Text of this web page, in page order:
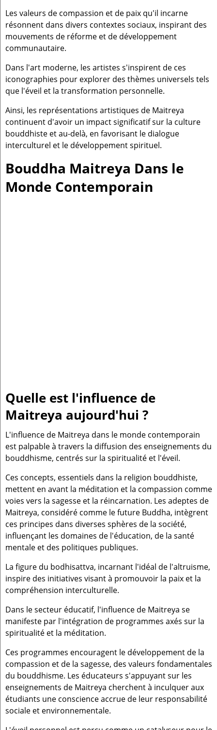
Les valeurs de compassion et de paix qu'il incarne
résonnent dans divers contextes sociaux, inspirant des
mouvements de réforme et de développement
communautaire.
Dans l'art moderne, les artistes s'inspirent de ces
iconographies pour explorer des thèmes universels tels
que l'éveil et la transformation personnelle.
Ainsi, les représentations artistiques de Maitreya
continuent d'avoir un impact significatif sur la culture
bouddhiste et au-delà, en favorisant le dialogue
interculturel et le développement spirituel.
Bouddha Maitreya Dans le
Monde Contemporain
Quelle est l'influence de
Maitreya aujourd'hui ?
L'influence de Maitreya dans le monde contemporain
est palpable à travers la diffusion des enseignements du
bouddhisme, centrés sur la spiritualité et l'éveil.
Ces concepts, essentiels dans la religion bouddhiste,
mettent en avant la méditation et la compassion comme
voies vers la sagesse et la réincarnation. Les adeptes de
Maitreya, considéré comme le future Buddha, intègrent
ces principes dans diverses sphères de la société,
influençant les domaines de l'éducation, de la santé
mentale et des politiques publiques.
La figure du bodhisattva, incarnant l'idéal de l'altruisme,
inspire des initiatives visant à promouvoir la paix et la
compréhension interculturelle.
Dans le secteur éducatif, l'influence de Maitreya se
manifeste par l'intégration de programmes axés sur la
spiritualité et la méditation.
Ces programmes encouragent le développement de la
compassion et de la sagesse, des valeurs fondamentales
du bouddhisme. Les éducateurs s'appuyant sur les
enseignements de Maitreya cherchent à inculquer aux
étudiants une conscience accrue de leur responsabilité
sociale et environnementale.